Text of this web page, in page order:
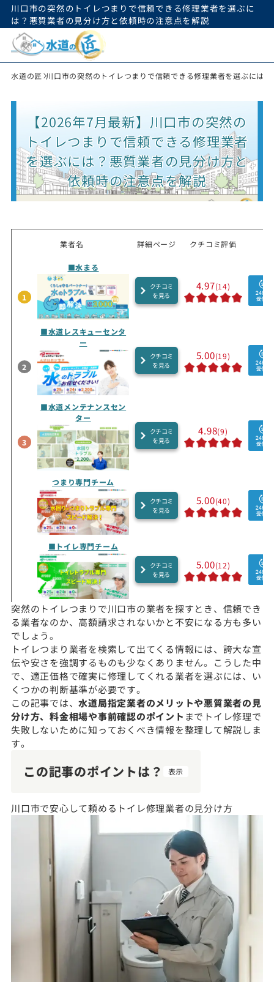
川口市の突然のトイレつまりで信頼できる修理業者を選ぶに
は？悪質業者の見分け方と依頼時の注意点を解説
水道の匠 川口市の突然のトイレつまりで信頼できる修理業者を選ぶには
【2026年7月最新】川口市の突然の
トイレつまりで信頼できる修理業者
を選ぶには？悪質業者の見分け方と
依頼時の注意点を解説
業者名 詳細ページ クチコミ評価
1
■水まる
クチコミ
を見る
4.97(14)
2
■水道レスキューセンタ
ー
クチコミ
を見る
5.00(19)
3
■水道メンテナンスセン
ター
クチコミ
を見る
4.98(9)
つまり専門チーム
クチコミ
を見る
5.00(40)
■トイレ専門チーム
クチコミ
を見る
5.00(12)
突然のトイレつまりで川口市の業者を探すとき、信頼でき
る業者なのか、高額請求されないかと不安になる方も多い
でしょう。
トイレつまり業者を検索して出てくる情報には、誇大な宣
伝や安さを強調するものも少なくありません。こうした中
で、適正価格で確実に修理してくれる業者を選ぶには、い
くつかの判断基準が必要です。
この記事では、水道局指定業者のメリットや悪質業者の見
分け方、料金相場や事前確認のポイント までトイレ修理で
失敗しないために知っておくべき情報を整理して解説しま
す。
この記事のポイントは？ 表示
川口市で安心して頼めるトイレ修理業者の見分け方